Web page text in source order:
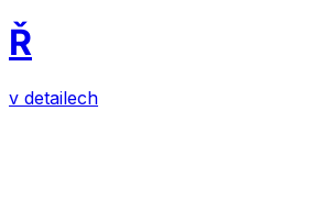
Ř
v detailech